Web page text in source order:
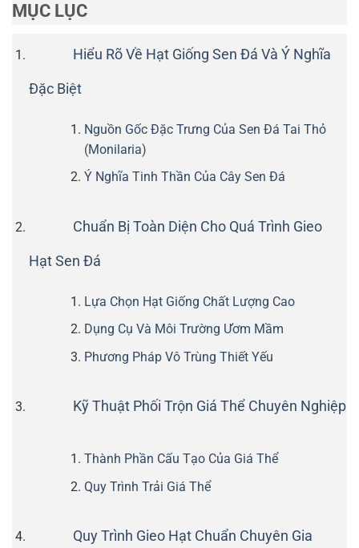
MỤC LỤC
Hiểu Rõ Về Hạt Giống Sen Đá Và Ý Nghĩa
Đặc Biệt
Nguồn Gốc Đặc Trưng Của Sen Đá Tai Thỏ
(Monilaria)
Ý Nghĩa Tinh Thần Của Cây Sen Đá
Chuẩn Bị Toàn Diện Cho Quá Trình Gieo
Hạt Sen Đá
Lựa Chọn Hạt Giống Chất Lượng Cao
Dụng Cụ Và Môi Trường Ươm Mầm
Phương Pháp Vô Trùng Thiết Yếu
Kỹ Thuật Phối Trộn Giá Thể Chuyên Nghiệp
Thành Phần Cấu Tạo Của Giá Thể
Quy Trình Trải Giá Thể
Quy Trình Gieo Hạt Chuẩn Chuyên Gia